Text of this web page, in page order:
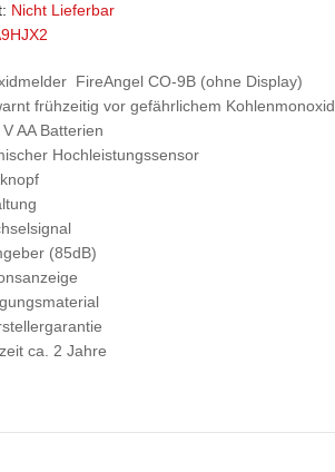
Nicht Lieferbar
FireAngel CO-9B (ohne Display)
frühzeitig vor gefährlichem Kohlenmonoxid
AA Batterien
Hochleistungssensor
(85dB)
ca. 2 Jahre